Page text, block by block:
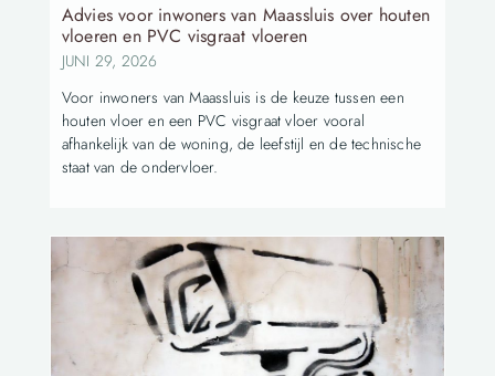
Advies voor inwoners van Maassluis over houten
vloeren en PVC visgraat vloeren
JUNI 29, 2026
Voor inwoners van Maassluis is de keuze tussen een
houten vloer en een PVC visgraat vloer vooral
afhankelijk van de woning, de leefstijl en de technische
staat van de ondervloer.